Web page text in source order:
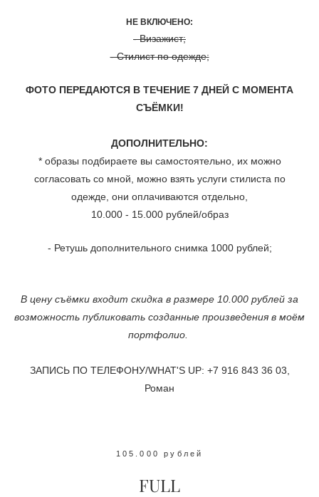
НЕ ВКЛЮЧЕНО:
- Визажист;
- Стилист по одежде;
ФОТО ПЕРЕДАЮТСЯ В ТЕЧЕНИЕ 7 ДНЕЙ С МОМЕНТА
СЪЁМКИ!
ДОПОЛНИТЕЛЬНО:
* образы подбираете вы самостоятельно, их можно
согласовать со мной, можно взять услуги стилиста по
одежде, они оплачиваются отдельно,
10.000 - 15.000 рублей/образ
- Ретушь дополнительного снимка 1000 рублей;
В цену съёмки входит скидка в размере 10.000 рублей за
возможность публиковать созданные произведения в моём
портфолио.
ЗАПИСЬ ПО ТЕЛЕФОНУ/WHAT'S UP: +7 916 843 36 03
Роман
105.000 рублей
FULL